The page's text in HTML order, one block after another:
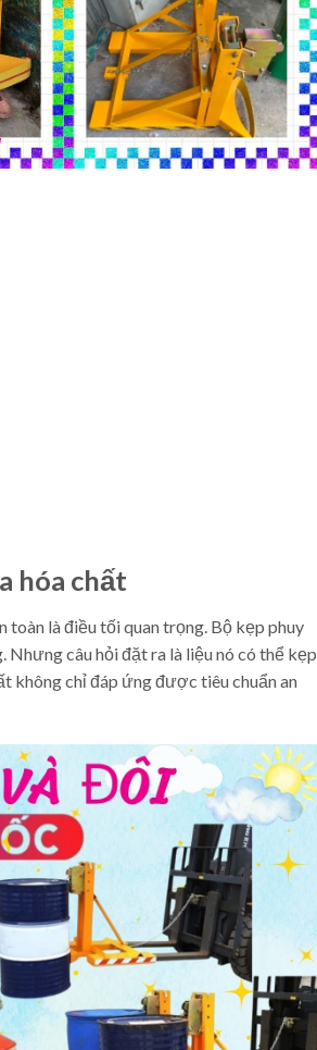
hóa chất
toàn là điều tối quan trọng. Bộ kẹp phuy
câu hỏi đặt ra là liệu nó có thể kẹp
không chỉ đáp ứng được tiêu chuẩn an